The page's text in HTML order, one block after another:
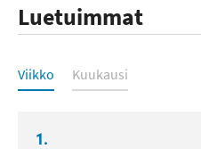
Luetuimmat
Luetuimmat
Viikko Kuukausi
1.